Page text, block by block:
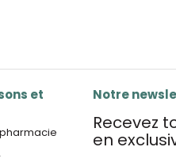
et Notre
Recevez
en